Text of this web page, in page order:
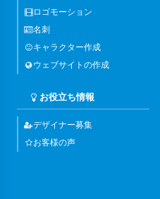
ロゴモーション
名刺
キャラクター作成
ウェブサイトの作成
お役立ち情報
デザイナー募集
お客様の声